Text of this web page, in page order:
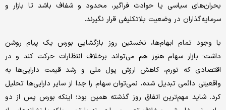
بحران‌های سیاسی یا حوادث فراگیر، محدود و شفاف باشد تا بازار و
سرمایه‌گذاران در وضعیت بلاتکلیفی قرار نگیرند.
با وجود تمام ابهام‌ها، نخستین روز بازگشایی بورس یک پیام روشن
داشت؛ بازار سهام هنوز هم می‌تواند برخلاف انتظارات حرکت کند و در
اقتصادی که تورم، کاهش ارزش پول ملی و رشد قیمت دارایی‌ها به
واقعیتی دائمی تبدیل شده، نمی‌توان سهام را جدا از سایر دارایی‌ها تحلیل
کرد. شاید مهم‌ترین اتفاق روز گذشته همین بود؛ اینکه بورس پس از دو